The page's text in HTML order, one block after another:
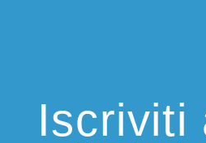
Iscriviti